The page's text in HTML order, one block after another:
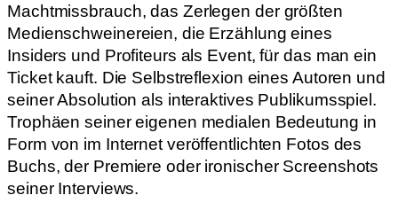
Machtmissbrauch, das Zerlegen der größten
Medienschweinereien, die Erzählung eines
Insiders und Profiteurs als Event, für das man ein
Ticket kauft. Die Selbstreflexion eines Autoren und
seiner Absolution als interaktives Publikumsspiel.
Trophäen seiner eigenen medialen Bedeutung in
Form von im Internet veröffentlichten Fotos des
Buchs, der Premiere oder ironischer Screenshots
seiner Interviews.